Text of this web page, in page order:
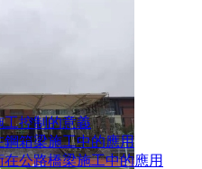
工控制的意義
鋼箱梁施工中的應用
公路橋梁施工中的應用